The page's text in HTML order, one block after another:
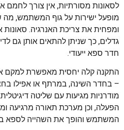
לסאונות מסורתיות, אין צורך
מופעל ישירות על גוף המשתמש,
ומפחית את צריכת האנרגיה. סאונות
גדלים, כך שניתן להתאים אותן גם
חדר ספא ייעודי.
התקנה קלה יחסית מאפשרת למקם
– בחדר השינה, במרתף או אפילו
מודרניות מגיעות עם שליטה
הפעלה, וכן מערכת תאורה מרגיעה
המשתמש והופך את השהייה לספא